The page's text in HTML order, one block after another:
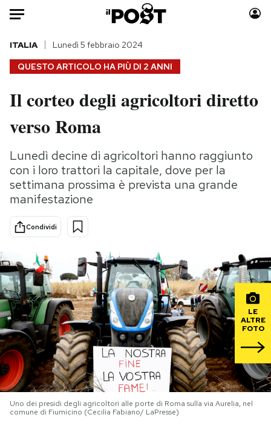
Auto
HOME
Italia
Politica
Tecnologia
Internet
Scienza
Cultura
Economia
Moda
Storie/Idee
Ok Boomer!
Media
PODCAST
NEWSLETTER
I MIEI PREFERITI
SHOP
QUESTO ARTICOLO HA PIÙ DI 2 ANNI
ITALIA Lunedì 5 febbraio 2024
Il corteo degli agricoltori diretto
verso Roma
Lunedì decine di agricoltori hanno raggiunto
con i loro trattori la capitale, dove per la
settimana prossima è prevista una grande
manifestazione
Condividi
LE
ALTRE
FOTO
Uno dei presidi degli agricoltori alle porte di Roma sulla via Aurelia, nel
comune di Fiumicino (Cecilia Fabiano/ LaPresse)